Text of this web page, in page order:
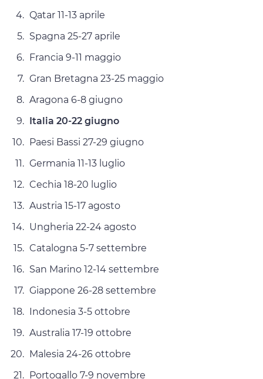
Qatar 11-13 aprile
Spagna 25-27 aprile
Francia 9-11 maggio
Gran Bretagna 23-25 maggio
Aragona 6-8 giugno
Italia 20-22 giugno
Paesi Bassi 27-29 giugno
Germania 11-13 luglio
Cechia 18-20 luglio
Austria 15-17 agosto
Ungheria 22-24 agosto
Catalogna 5-7 settembre
San Marino 12-14 settembre
Giappone 26-28 settembre
Indonesia 3-5 ottobre
Australia 17-19 ottobre
Malesia 24-26 ottobre
Portogallo 7-9 novembre